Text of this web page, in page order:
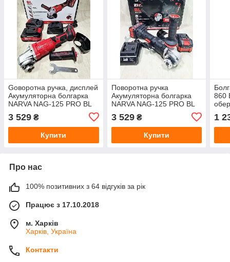
Gоворотна ручка, дисплей
Акумуляторна болгарка
NARVA NAG-125 PRO BL
3 529 ₴
Купити
Поворотна ручка
Акумуляторна болгарка
NARVA NAG-125 PRO BL
3 529₴
Купити
860
1
Про нас
100% позитивних з 64 відгуків за рік
Працює з 17.10.2018
м. Харків
Харків, Україна
Контакти